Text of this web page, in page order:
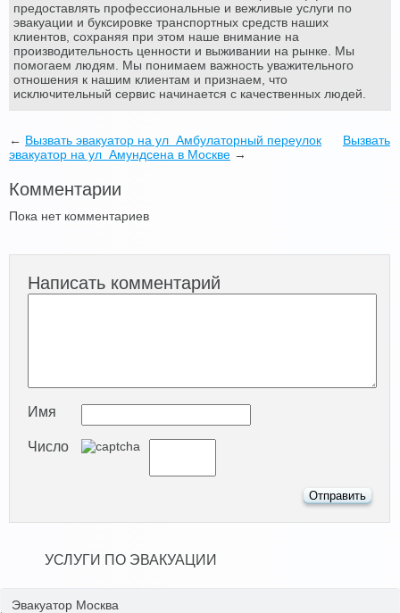
предоставлять профессиональные и вежливые услуги по
эвакуации и буксировке транспортных средств наших
клиентов, сохраняя при этом наше внимание на
производительность ценности и выживании на рынке. Мы
помогаем людям. Мы понимаем важность уважительного
отношения к нашим клиентам и признаем, что
исключительный сервис начинается с качественных людей.
← Вызвать эвакуатор на ул Амбулаторный переулок
Вызвать
эвакуатор на ул Амундсена в Москве →
Комментарии
Пока нет комментариев
Написать комментарий
Имя
Число
УСЛУГИ ПО ЭВАКУАЦИИ
Эвакуатор Москва